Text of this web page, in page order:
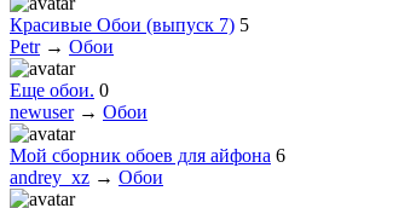
Красивые Обои (выпуск 7) 5
Petr→ Обои
Еще обои. 0
newuser→ Обои
Мой сборник обоев для айфона 6
andrey_xz → Обои